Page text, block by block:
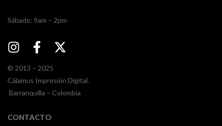
​​Sábado: 9am – 2pm
© 2013 – 2025
Cálamus Impresión Digital.
Barranquilla – Colombia
CONTACTO